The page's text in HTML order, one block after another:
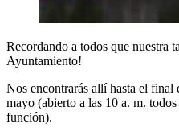
Recordando a todos que nuestra
Ayuntamiento!
Nos encontrarás allí hasta el
mayo (abierto a las 10 a. m.
función).